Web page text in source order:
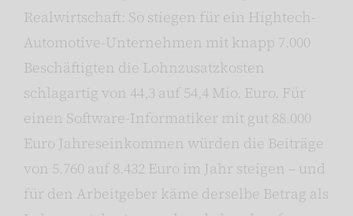
Realwirtschaft: So stiegen für ein Hightech-
Automotive-Unternehmen mit knapp 7.000
Beschäftigten die Lohnzusatzkosten
schlagartig von 44,3 auf 54,4 Mio. Euro. Für
einen Software-Informatiker mit gut 88.000
Euro Jahreseinkommen würden die Beiträge
von 5.760 auf 8.432 Euro im Jahr steigen – und
für den Arbeitgeber käme derselbe Betrag als